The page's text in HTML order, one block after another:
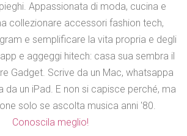
Appassionata di moda, cucina e
collezionare accessori fashion tech,
e semplificare la vita propria e degli
e aggeggi hitech: casa sua sembra il
Gadget. Scrive da un Mac, whatsappa
da un iPad. E non si capisce perché, ma
solo se ascolta musica anni '80.
Conoscila meglio!